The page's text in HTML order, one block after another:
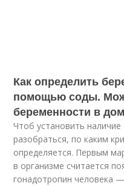
Как определить
помощью соды.
беременности в
Чтоб установить
разобраться, по каким
определяется. Первым
в организме считается
гонадотропин человека